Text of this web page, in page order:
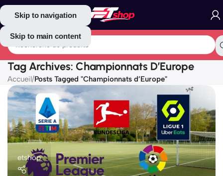
Skip to navigation
Skip to main content
Tag Archives: Championnats D’Europe
Accueil/Posts Tagged "Championnats d’Europe"
etshop